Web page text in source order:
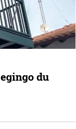
du